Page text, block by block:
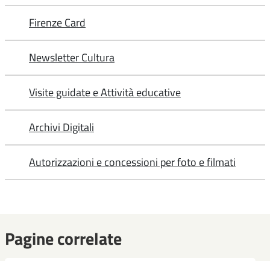
Firenze Card
Newsletter Cultura
Visite guidate e Attività educative
Archivi Digitali
Autorizzazioni e concessioni per foto e filmati
Pagine correlate